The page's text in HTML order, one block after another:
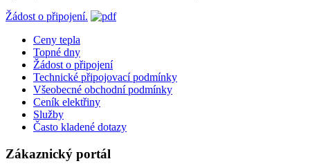
Žádost o připojení.
Ceny tepla
Topné dny
Žádost o připojení
Technické připojovací podmínky
Všeobecné obchodní podmínky
Ceník elektřiny
Služby
Často kladené dotazy
Zákaznický portál